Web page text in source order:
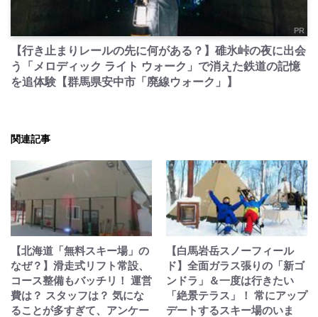
PR
【行き止まりレールの先に何がある？】碓氷峠の夜に出会
う「メロディック ライト ウォーク」で消えた鉄道の記憶
を追体験【群馬県安中市「廃線ウォーク」】
関連記事
【北海道「無料スキー場」の
なぜ？】滑走式リフト常設、
コース整備もバッチリ！ 運営
費は？ スタッフは？ 気にな
ることが多すぎて、アンケー
【白馬岩岳スノーフィール
ド】全面ガラス張りの「新ゴ
ンドラ」＆一度は行きたい
「絶景テラス」！ 常にアップ
デートするスキー場のいま